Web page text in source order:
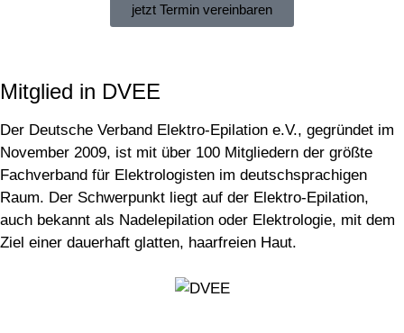
jetzt Termin vereinbaren
Mitglied in DVEE
Der Deutsche Verband Elektro-Epilation e.V., gegründet im
November 2009, ist mit über 100 Mitgliedern der größte
Fachverband für Elektrologisten im deutschsprachigen
Raum. Der Schwerpunkt liegt auf der Elektro-Epilation,
auch bekannt als Nadelepilation oder Elektrologie, mit dem
Ziel einer dauerhaft glatten, haarfreien Haut.